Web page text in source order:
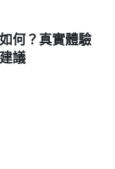
2H2D持久液噴
能，延長性愛